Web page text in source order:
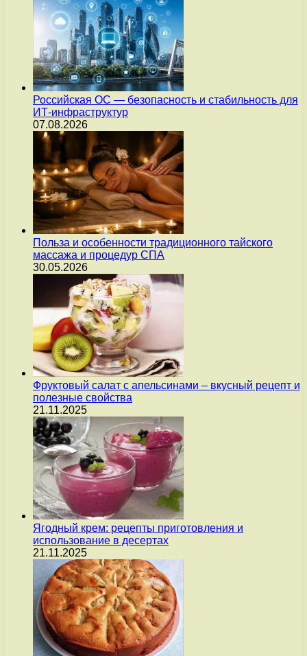
Российская ОС — безопасность и стабильность для
ИТ-инфраструктур
07.08.2026
Польза и особенности традиционного тайского
массажа и процедур СПА
30.05.2026
Фруктовый салат с апельсинами – вкусный рецепт и
полезные свойства
21.11.2025
Ягодный крем: рецепты приготовления и
использование в десертах
21.11.2025